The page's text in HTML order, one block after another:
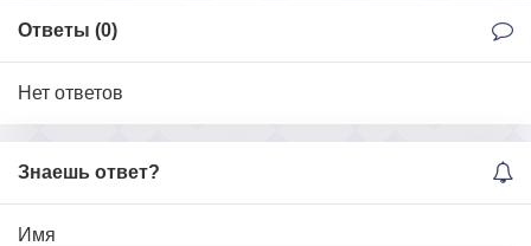
Ответы (0)
Нет ответов
Знаешь ответ?
Имя